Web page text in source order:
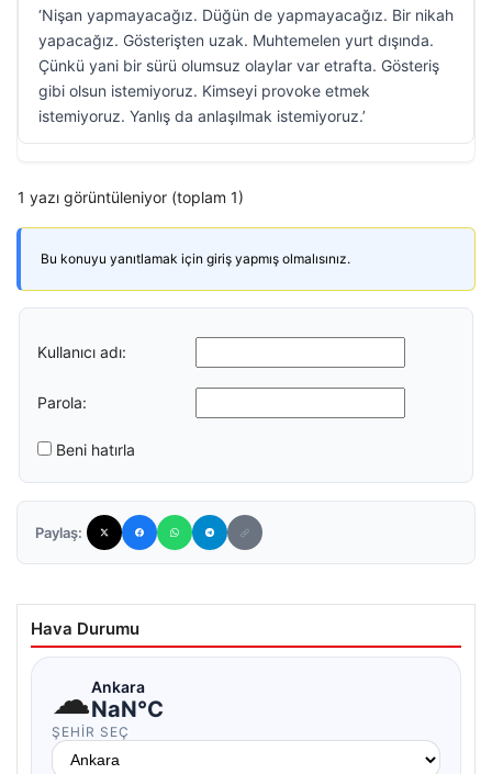
‘Nişan yapmayacağız. Düğün de yapmayacağız. Bir nikah
yapacağız. Gösterişten uzak. Muhtemelen yurt dışında.
Çünkü yani bir sürü olumsuz olaylar var etrafta. Gösteriş
gibi olsun istemiyoruz. Kimseyi provoke etmek
istemiyoruz. Yanlış da anlaşılmak istemiyoruz.’
1 yazı görüntüleniyor (toplam 1)
Bu konuyu yanıtlamak için giriş yapmış olmalısınız.
Kullanıcı adı:
Parola:
Beni hatırla
Paylaş:
Hava Durumu
☁Ankara
NaN°C
ŞEHIR SEÇ